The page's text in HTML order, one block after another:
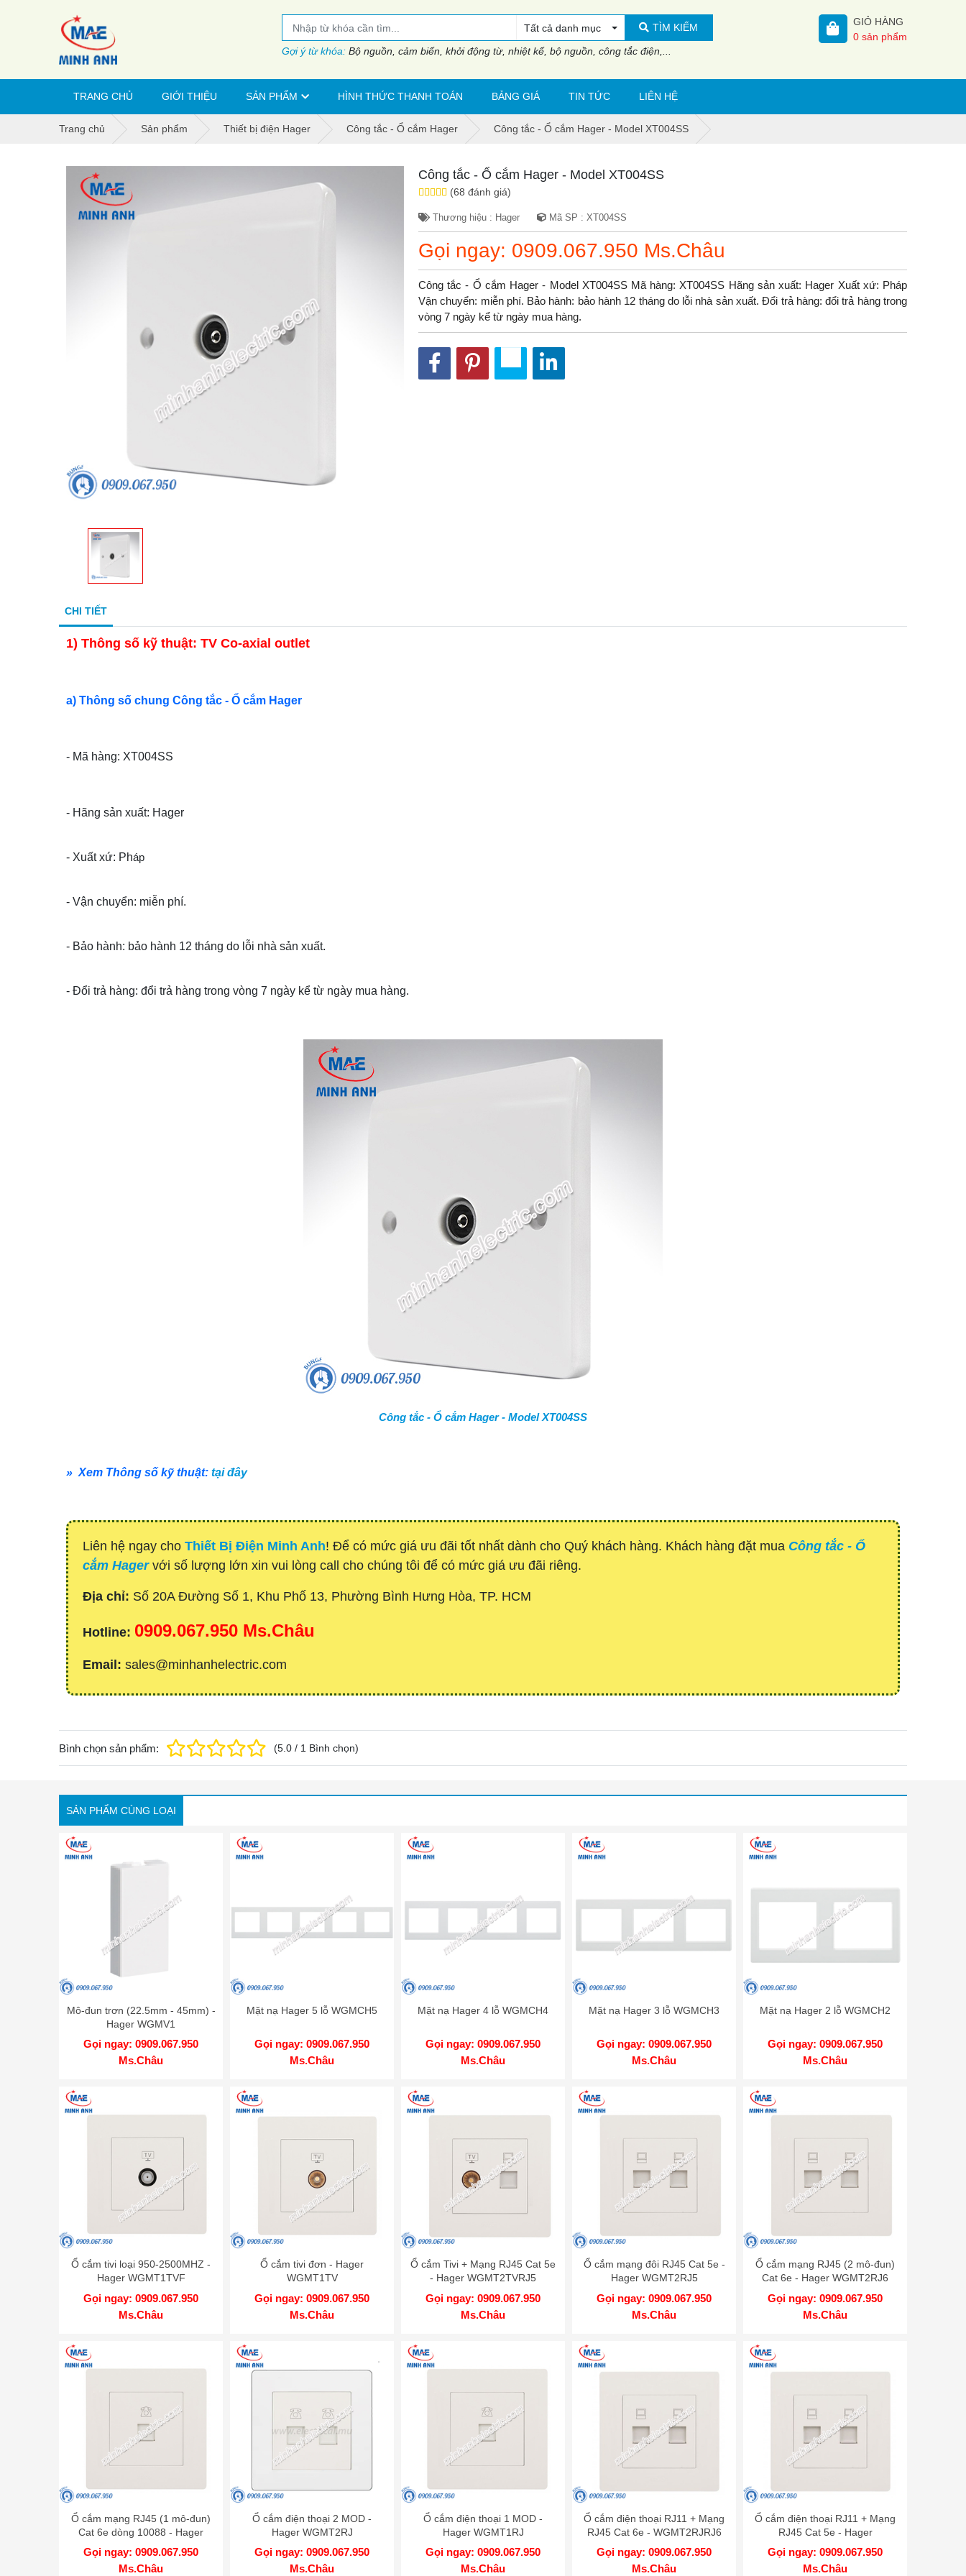
Tất cả danh mục TÌM KIẾM
Gợi ý từ khóa: Bộ nguồn, cảm biến, khởi động từ, nhiệt kế, bộ nguồn, công tắc điện,...
GIỎ HÀNG
0 sản phẩm
TRANG CHỦ GIỚI THIỆU SẢN PHẨM HÌNH THỨC THANH TOÁN BẢNG GIÁ TIN TỨC LIÊN HỆ
Trang chủ Sản phẩm Thiết bị điện Hager Công tắc - Ổ cắm Hager Công tắc - Ổ cắm Hager - Model XT004SS
Công tắc - Ổ cắm Hager - Model XT004SS
(68 đánh giá)
Thương hiệu : Hager Mã SP : XT004SS
Gọi ngay: 0909.067.950 Ms.Châu
Công tắc - Ổ cắm Hager - Model XT004SS Mã hàng: XT004SS Hãng sản xuất: Hager Xuất xứ: Pháp
Vận chuyển: miễn phí. Bảo hành: bảo hành 12 tháng do lỗi nhà sản xuất. Đổi trả hàng: đổi trả hàng trong
vòng 7 ngày kể từ ngày mua hàng.
CHI TIẾT
1) Thông số kỹ thuật: TV Co-axial outlet
a) Thông số chung Công tắc - Ổ cắm Hager
- Mã hàng: XT004SS
- Hãng sản xuất: Hager
- Xuất xứ: Pháp
- Vận chuyển: miễn phí.
- Bảo hành: bảo hành 12 tháng do lỗi nhà sản xuất.
- Đổi trả hàng: đổi trả hàng trong vòng 7 ngày kể từ ngày mua hàng.
Công tắc - Ổ cắm Hager - Model XT004SS
» Xem Thông số kỹ thuật: tại đây
Liên hệ ngay cho Thiết Bị Điện Minh Anh! Để có mức giá ưu đãi tốt nhất dành cho Quý khách hàng. Khách hàng đặt mua Công tắc - Ổ
cắm Hagervới số lượng lớn xin vui lòng call cho chúng tôi để có mức giá ưu đãi riêng.
Địa chỉ: Số 20A Đường Số 1, Khu Phố 13, Phường Bình Hưng Hòa, TP. HCM
Hotline: 0909.067.950 Ms.Châu
Email: sales@minhanhelectric.com
Bình chọn sản phẩm: (5.0 / 1 Bình chọn)
SẢN PHẨM CÙNG LOẠI
Mô-đun trơn (22.5mm - 45mm) -
Hager WGMV1
Gọi ngay: 0909.067.950
Ms.Châu
Mặt nạ Hager 5 lỗ WGMCH5
Gọi ngay: 0909.067.950
Ms.Châu
Mặt nạ Hager 4 lỗ WGMCH4
Gọi ngay: 0909.067.950
Ms.Châu
Mặt nạ Hager 3 lỗ WGMCH3
Gọi ngay: 0909.067.950
Ms.Châu
Mặt nạ Hager 2 lỗ WGMCH2
Gọi ngay: 0909.067.950
Ms.Châu
Ổ cắm tivi loại 950-2500MHZ -
Hager WGMT1TVF
Gọi ngay: 0909.067.950
Ms.Châu
Ổ cắm tivi đơn - Hager
WGMT1TV
Gọi ngay: 0909.067.950
Ms.Châu
Ổ cắm Tivi + Mạng RJ45 Cat 5e
- Hager WGMT2TVRJ5
Gọi ngay: 0909.067.950
Ms.Châu
Ổ cắm mạng đôi RJ45 Cat 5e -
Hager WGMT2RJ5
Gọi ngay: 0909.067.950
Ms.Châu
Ổ cắm mạng RJ45 (2 mô-đun)
Cat 6e - Hager WGMT2RJ6
Gọi ngay: 0909.067.950
Ms.Châu
Ổ cắm mạng RJ45 (1 mô-đun)
Cat 6e dòng 10088 - Hager
WGT1RJ6
Gọi ngay: 0909.067.950
Ms.Châu
Ổ cắm điện thoại 2 MOD -
Hager WGMT2RJ
Gọi ngay: 0909.067.950
Ms.Châu
Ổ cắm điện thoại 1 MOD -
Hager WGMT1RJ
Gọi ngay: 0909.067.950
Ms.Châu
Ổ cắm điện thoại RJ11 + Mạng
RJ45 Cat 6e - WGMT2RJRJ6
Gọi ngay: 0909.067.950
Ms.Châu
Ổ cắm điện thoại RJ11 + Mạng
RJ45 Cat 5e - Hager
WGMT2RJRJ5
Gọi ngay: 0909.067.950
Ms.Châu